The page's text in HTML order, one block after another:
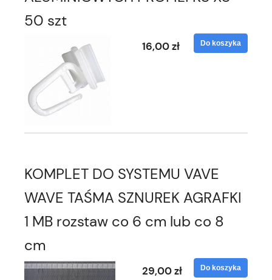
50 szt
16,00 zł Do koszyka
KOMPLET DO SYSTEMU VAVE
WAVE TAŚMA SZNUREK AGRAFKI
1 MB rozstaw co 6 cm lub co 8
cm
29,00 zł Do koszyka